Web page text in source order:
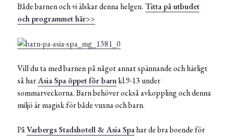
Både barnen och vi älskar denna helgen. Titta på utbudet
och programmet här>>
Vill du ta med barnen på något annat spännande och härligt
så harAsia Spa öppet för barnkl.9-13 under
sommarveckorna. Barn behöver också avkoppling och denna
miljö är magisk för både vuxna och barn.
PåVarbergs Stadshotell & Asia Spahar de bra boende för